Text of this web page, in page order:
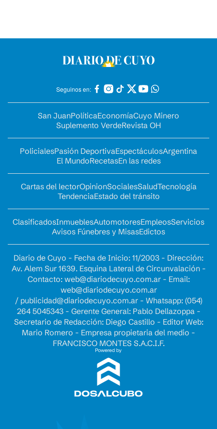
Seguinos en:
San JuanPolíticaEconomíaCuyo Minero
Suplemento VerdeRevista OH
PolicialesPasión DeportivaEspectáculosArgentina
El MundoRecetasEn las redes
Cartas del lectorOpinionSocialesSaludTecnología
TendenciaEstado del tránsito
ClasificadosInmueblesAutomotoresEmpleosServicios
Avisos Fúnebres y MisasEdictos
Diario de Cuyo - Fecha de Inicio: 11/2003 - Dirección:
Av. Alem Sur 1639. Esquina Lateral de Circunvalación -
Contacto: web@diariodecuyo.com.ar- Email:
web@diariodecuyo.com.ar
/ publicidad@diariodecuyo.com.ar- Whatsapp: (054)
264 5045343 - Gerente General: Pablo Dellazoppa -
Secretario de Redacción: Diego Castillo - Editor Web:
Mario Romero - Empresa propietaria del medio -
FRANCISCO MONTES S.A.C.I.F.